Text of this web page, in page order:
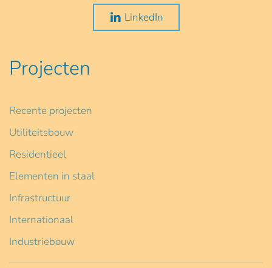
LinkedIn
Projecten
Recente projecten
Utiliteitsbouw
Residentieel
Elementen in staal
Infrastructuur
Internationaal
Industriebouw